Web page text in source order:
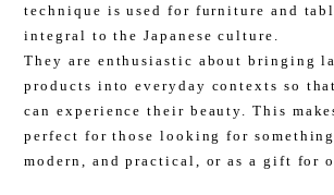
technique is used for furniture and
integral to the Japanese culture.
They are enthusiastic about bringing
products into everyday contexts so
can experience their beauty. This
perfect for those looking for something
modern, and practical, or as a gift for